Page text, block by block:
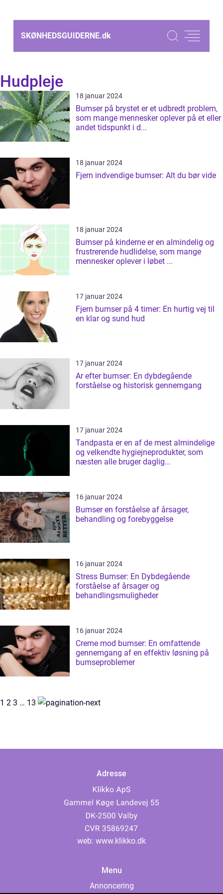
SKØNHEDSGUIDERNE.dk
Hudpleje
18 januar 2024
Bumser på brystet er et udbredt problem,
som mange mennesker oplever på et eller
andet tidspunkt i d...
18 januar 2024
Fjern indvendige bumser: Alt du bør vide
18 januar 2024
Bumser på kinderne er en almindelig og
frustrerende hudlidelse, som mange
mennesker oplever i løbet ...
17 januar 2024
Fjern bumser på 4 timer: En hurtig vej til
en klar og sund hud
17 januar 2024
Ar efter bumser: En dybdegående
forståelse og historisk gennemgang
17 januar 2024
Tandpasta er en af de mest almindelige
og velkendte hygiejneprodukter, som
næsten alle bruger daglig...
16 januar 2024
Bumser en forståelse af årsager,
behandling og forebyggelse
16 januar 2024
Stress Bumser: En Dybdegående
forståelse af årsager og
behandlingsmuligheder
16 januar 2024
Creme mod bumser: En omfattende
gennemgang af en effektiv løsning på
bumseproblemer
1 2 3 … 13
Adresse
web: www.klikko.dk
Menu
Annoncering